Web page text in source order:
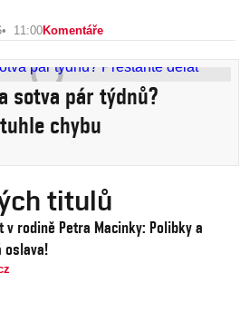
11:00Komentáře
sotva pár týdnů?
chybu
titulů
v rodině Petra Macinky: Polibky a
oslava!